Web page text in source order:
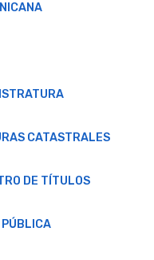
CATASTRALES
DE TÍTULOS
PÚBLICA